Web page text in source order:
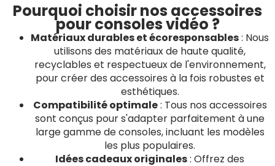
Pourquoi choisir nos accessoires
pour consoles vidéo ?
Matériaux durables et écoresponsables: Nous
utilisons des matériaux de haute qualité,
recyclables et respectueux de l'environnement,
pour créer des accessoires à la fois robustes et
esthétiques.
Compatibilité optimale: Tous nos accessoires
sont conçus pour s'adapter parfaitement à une
large gamme de consoles, incluant les modèles
les plus populaires.
Idées cadeaux originales: Offrez des